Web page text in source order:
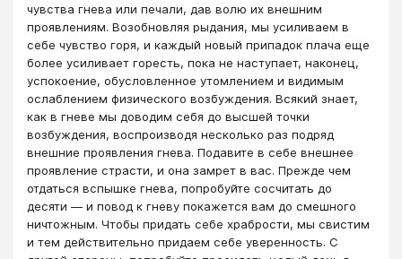
чувства гнева или печали, дав волю их внешним
проявлениям. Возобновляя рыдания, мы усиливаем в
себе чувство горя, и каждый новый припадок плача еще
более усиливает горесть, пока не наступает, наконец,
успокоение, обусловленное утомлением и видимым
ослаблением физического возбуждения. Всякий знает,
как в гневе мы доводим себя до высшей точки
возбуждения, воспроизводя несколько раз подряд
внешние проявления гнева. Подавите в себе внешнее
проявление страсти, и она замрет в вас. Прежде чем
отдаться вспышке гнева, попробуйте сосчитать до
десяти — и повод к гневу покажется вам до смешного
ничтожным. Чтобы придать себе храбрости, мы свистим
и тем действительно придаем себе уверенность. С